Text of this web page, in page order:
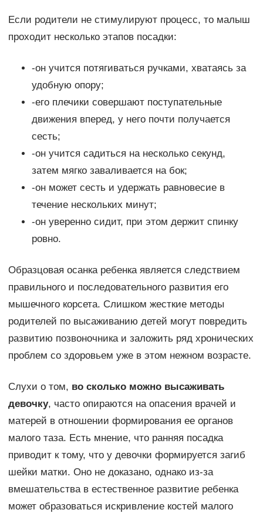
Если родители не стимулируют процесс, то малыш
проходит несколько этапов посадки:
-он учится потягиваться ручками, хватаясь за
удобную опору;
-его плечики совершают поступательные
движения вперед, у него почти получается
сесть;
-он учится садиться на несколько секунд,
затем мягко заваливается на бок;
-он может сесть и удержать равновесие в
течение нескольких минут;
-он уверенно сидит, при этом держит спинку
ровно.
Образцовая осанка ребенка является следствием
правильного и последовательного развития его
мышечного корсета. Слишком жесткие методы
родителей по высаживанию детей могут повредить
развитию позвоночника и заложить ряд хронических
проблем со здоровьем уже в этом нежном возрасте.
Слухи о том, во сколько можно высаживать
девочку, часто опираются на опасения врачей и
матерей в отношении формирования ее органов
малого таза. Есть мнение, что ранняя посадка
приводит к тому, что у девочки формируется загиб
шейки матки. Оно не доказано, однако из-за
вмешательства в естественное развитие ребенка
может образоваться искривление костей малого